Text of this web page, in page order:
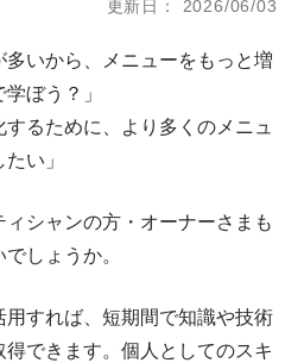
更新日
2026/06/03
多いから、メニューをもっと増
ぼう？」
するために、より多くのメニュ
い」
シャンの方・オーナーさまも
しょうか。
すれば、短期間で知識や技術
できます。個人としてのスキ